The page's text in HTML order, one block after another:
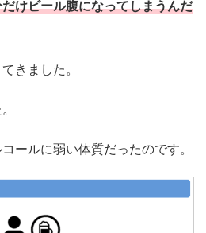
けビール腹になってしまうんだ
きました。
ールに弱い体質だったのです。